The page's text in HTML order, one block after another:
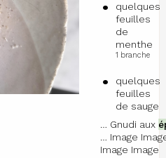
quelques
feuilles
de
menthe
1 branche
quelques
feuilles
de sauge
… Gnudi aux
… Image
Image Image